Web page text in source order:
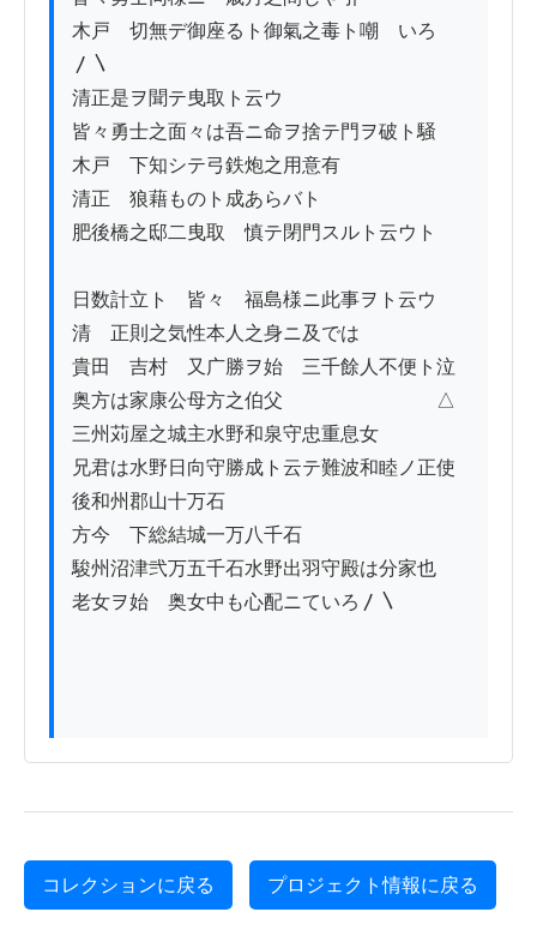
木戸　切無デ御座るト御氣之毒ト嘲　いろ
〳〵
清正是ヲ聞テ曳取ト云ウ
皆々勇士之面々は吾ニ命ヲ捨テ門ヲ破ト騒
木戸　下知シテ弓鉄炮之用意有
清正　狼藉ものト成あらバト
肥後橋之邸二曳取　慎テ閉門スルト云ウト
日数計立ト　皆々　福島様ニ此事ヲト云ウ
清　正則之気性本人之身ニ及では
貴田　吉村　又广勝ヲ始　三千餘人不便ト泣
奥方は家康公母方之伯父　　　　　　　　△
三州苅屋之城主水野和泉守忠重息女
兄君は水野日向守勝成ト云テ難波和睦ノ正使
後和州郡山十万石
方今　下総結城一万八千石
駿州沼津弐万五千石水野出羽守殿は分家也
老女ヲ始　奥女中も心配ニていろ〳〵
コレクションに戻る プロジェクト情報に戻る